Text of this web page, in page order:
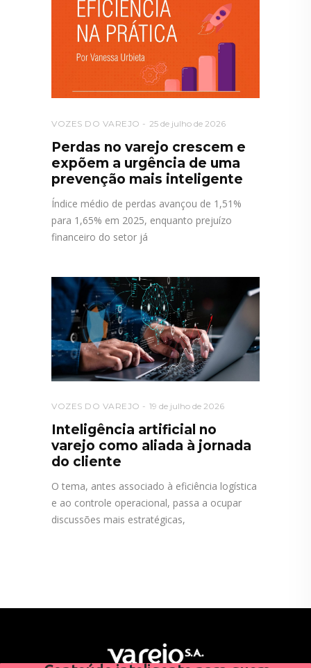
VOZES DO VAREJO 25 de julho de 2026
Perdas no varejo crescem e
expõem a urgência de uma
prevenção mais inteligente
Índice médio de perdas avançou de 1,51%
para 1,65% em 2025, enquanto prejuízo
financeiro do setor já
VOZES DO VAREJO 19 de julho de 2026
Inteligência artificial no
varejo como aliada à jornada
do cliente
O tema, antes associado à eficiência logística
e ao controle operacional, passa a ocupar
discussões mais estratégicas,